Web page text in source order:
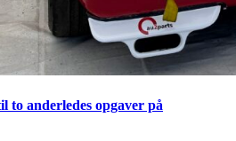
anderledes opgaver på